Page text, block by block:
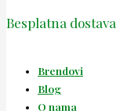
Besplatna
Brendovi
Blog
O nama